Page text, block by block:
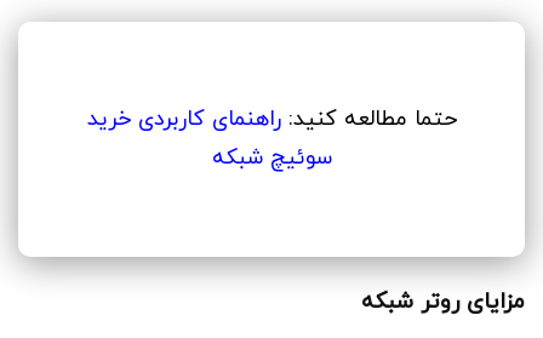
حتما مطالعه کنید:راهنمای کاربردی خرید
سوئیچ شبکه
مزایای روتر شبکه